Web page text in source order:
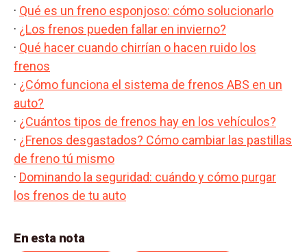
· Qué es un freno esponjoso: cómo solucionarlo
· ¿Los frenos pueden fallar en invierno?
· Qué hacer cuando chirrían o hacen ruido los
frenos
· ¿Cómo funciona el sistema de frenos ABS en un
auto?
· ¿Cuántos tipos de frenos hay en los vehículos?
· ¿Frenos desgastados? Cómo cambiar las pastillas
de freno tú mismo
· Dominando la seguridad: cuándo y cómo purgar
los frenos de tu auto
En esta nota